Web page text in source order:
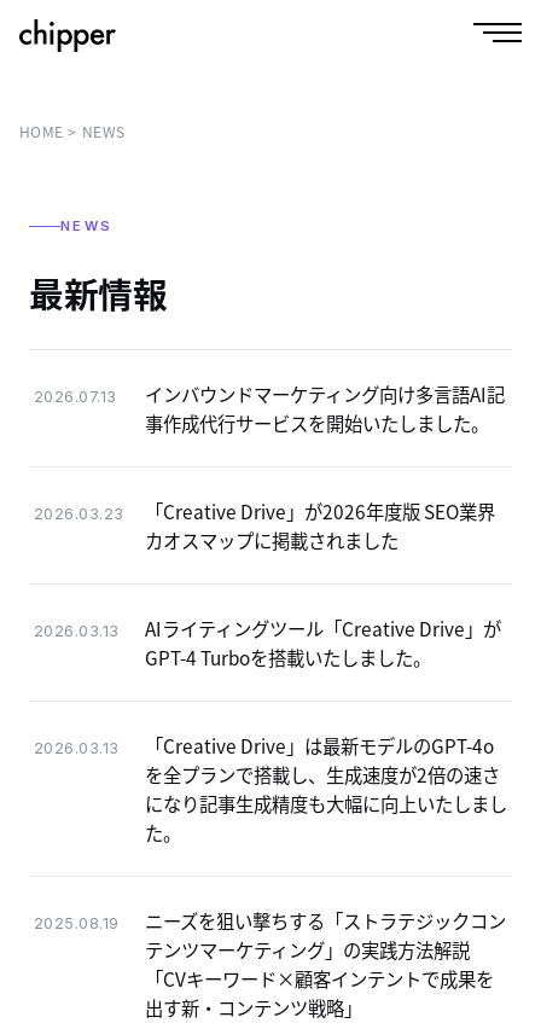
HOME NEWS
NEWS
最新情報
2026.07.13
インバウンドマーケティング向け多言語AI記
事作成代行サービスを開始いたしました。
2026.03.23
「Creative Drive」が2026年度版 SEO業界
カオスマップに掲載されました
2026.03.13
AIライティングツール「Creative Drive」が
GPT-4 Turboを搭載いたしました。
2026.03.13
「Creative Drive」は最新モデルのGPT-4o
を全プランで搭載し、⽣成速度が2倍の速さ
になり記事生成精度も大幅に向上いたしまし
た。
2025.08.19
ニーズを狙い撃ちする「ストラテジックコン
テンツマーケティング」の実践方法解説
「CVキーワード×顧客インテントで成果を
出す新・コンテンツ戦略」